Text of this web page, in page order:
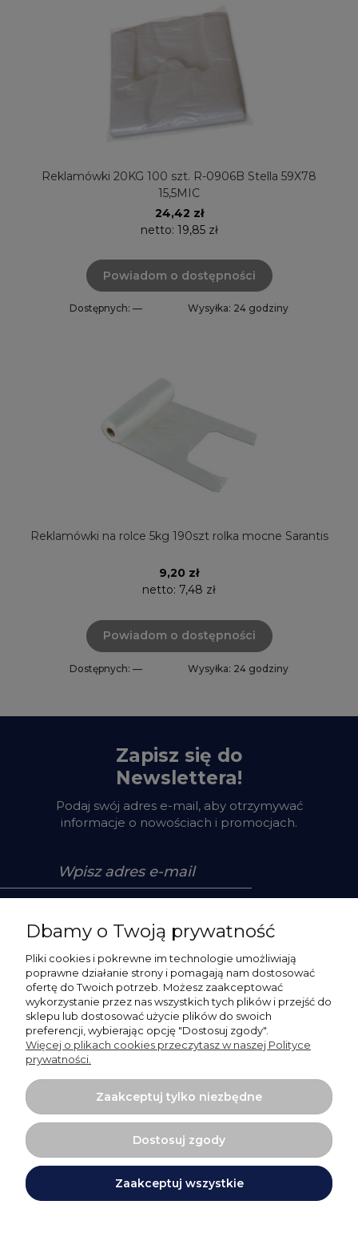
Reklamówki 20KG 100 szt. R-0906B Stella 59X78
15,5MIC
24,42 zł
netto: 19,85 zł
Powiadom o dostępności
Dostępnych: — Wysyłka: 24 godziny
Reklamówki na rolce 5kg 190szt rolka mocne Sarantis
9,20 zł
netto: 7,48 zł
Powiadom o dostępności
Dostępnych: — Wysyłka: 24 godziny
Zapisz się do
Newslettera!
Podaj swój adres e-mail, aby otrzymywać
informacje o nowościach i promocjach.
Pomoc
Moje konto
Płatności i dostawa
O nas
Projekt i wykonanie:Ecommercy.pl
Dbamy o Twoją prywatność
Pliki cookies i pokrewne im technologie umożliwiają
poprawne działanie strony i pomagają nam dostosować
ofertę do Twoich potrzeb. Możesz zaakceptować
wykorzystanie przez nas wszystkich tych plików i przejść do
sklepu lub dostosować użycie plików do swoich
preferencji, wybierając opcję "Dostosuj zgody".
Więcej o plikach cookies przeczytasz w naszej Polityce
prywatności.
Zaakceptuj tylko niezbędne
Dostosuj zgody
Zaakceptuj wszystkie